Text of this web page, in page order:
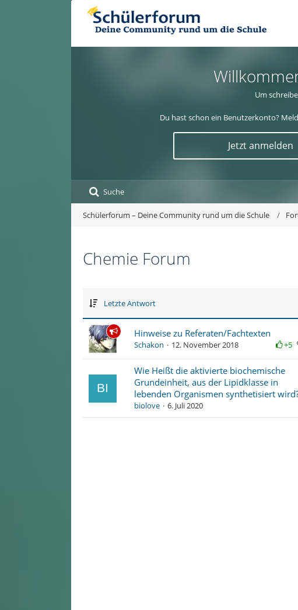
Um
Du hast schon ein Benutzerkonto?
Jetzt anmelden
Suche
Schülerforum – Deine Community rund um die Schule
Chemie Forum
Letzte Antwort
Hinweise zu Referaten/Fachtexten
+5
Schakon 12. November 2018
Wie Heißt die aktivierte biochemische
Grundeinheit, aus der Lipidklasse in
lebenden Organismen synthetisiert
biolove 6. Juli 2020